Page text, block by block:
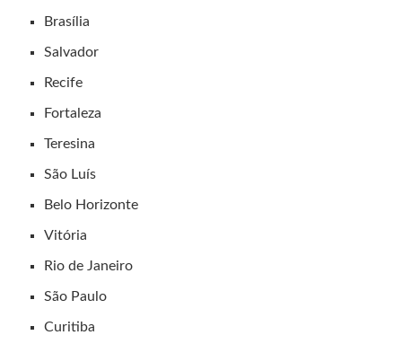
Brasília
Salvador
Recife
Fortaleza
Teresina
São Luís
Belo Horizonte
Vitória
Rio de Janeiro
São Paulo
Curitiba